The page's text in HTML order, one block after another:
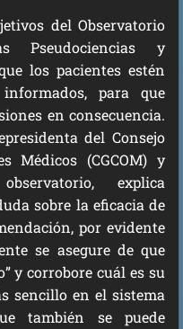
del Observatorio
y
los pacientes estén
para que
en consecuencia.
del Consejo
Médicos (CGCOM) y
explica
sobre la eficacia de
por evidente
se asegure de que
y corrobore cuál es su
sencillo en el sistema
también se puede